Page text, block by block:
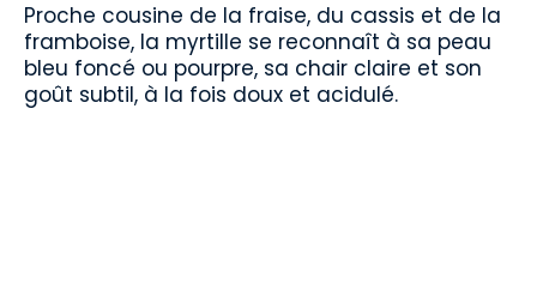
Proche cousine de la fraise, du cassis et de la
framboise, la myrtille se reconnaît à sa peau
bleu foncé ou pourpre, sa chair claire et son
goût subtil, à la fois doux et acidulé.